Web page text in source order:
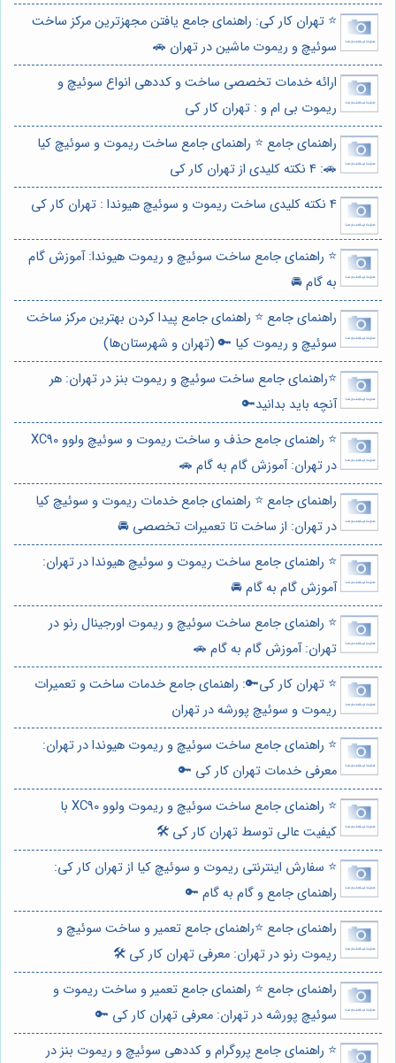
⭐️ تهران کار کی: راهنمای جامع یافتن مجهزترین مرکز ساخت
سوئیچ و ریموت ماشین در تهران 🚗
ارائه خدمات تخصصی ساخت و کددهی انواع سوئیچ و
ریموت بی ام و : تهران کار کی
راهنمای جامع ⭐️ راهنمای جامع ساخت ریموت و سوئیچ کیا
🚗: 4 نکته کلیدی از تهران کار کی
4 نکته کلیدی ساخت ریموت و سوئیچ هیوندا : تهران کار کی
⭐️ راهنمای جامع ساخت سوئیچ و ریموت هیوندا: آموزش گام
به گام 🚘
راهنمای جامع ⭐️ راهنمای جامع پیدا کردن بهترین مرکز ساخت
سوئیچ و ریموت کیا 🔑 (تهران و شهرستان‌ها)
⭐️راهنمای جامع ساخت سوئیچ و ریموت بنز در تهران: هر
آنچه باید بدانید🔑
⭐️ راهنمای جامع حذف و ساخت ریموت و سوئیچ ولوو XC90
در تهران: آموزش گام به گام 🚗
راهنمای جامع ⭐️ راهنمای جامع خدمات ریموت و سوئیچ کیا
در تهران: از ساخت تا تعمیرات تخصصی 🚘
⭐️ راهنمای جامع ساخت ریموت و سوئیچ هیوندا در تهران:
آموزش گام به گام 🚘
⭐️ راهنمای جامع ساخت سوئیچ و ریموت اورجینال رنو در
تهران: آموزش گام به گام 🚗
⭐️ تهران کار کی🔑: راهنمای جامع خدمات ساخت و تعمیرات
ریموت و سوئیچ پورشه در تهران
⭐️ راهنمای جامع ساخت سوئیچ و ریموت هیوندا در تهران:
معرفی خدمات تهران کار کی 🔑
⭐️ راهنمای جامع ساخت سوئیچ و ریموت ولوو XC90 با
کیفیت عالی توسط تهران کار کی 🛠️
⭐️ سفارش اینترنتی ریموت و سوئیچ کیا از تهران کار کی:
راهنمای جامع و گام به گام 🔑
راهنمای جامع ⭐️راهنمای جامع تعمیر و ساخت سوئیچ و
ریموت رنو در تهران: معرفی تهران کار کی 🛠️
راهنمای جامع ⭐️ راهنمای جامع تعمیر و ساخت ریموت و
سوئیچ پورشه در تهران: معرفی تهران کار کی 🔑
⭐️ راهنمای جامع پروگرام و کددهی سوئیچ و ریموت بنز در